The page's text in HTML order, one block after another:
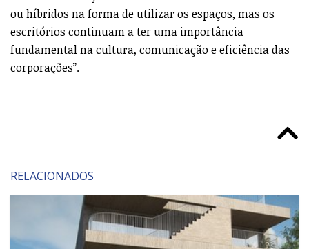
ou híbridos na forma de utilizar os espaços, mas os
escritórios continuam a ter uma importância
fundamental na cultura, comunicação e eficiência das
corporações”.
RELACIONADOS